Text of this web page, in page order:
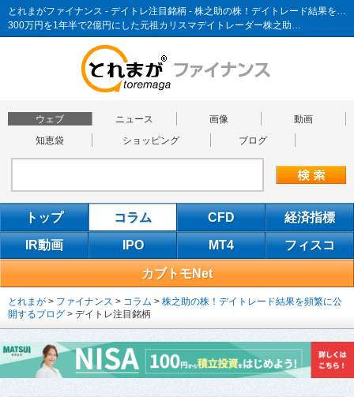
とれまがファイナンス - デイトレ注目銘柄 - 株之助の株！デイトレード結果を頻繁に公開するブログ
300万円を1年半で2億円にした元祖カリスマデイトレーダー株之助…
ウェブ ニュース 画像
動画
知恵袋
ショッピング ブログ
トップ コラム CFD 経済指標
IR動画 IPO MT4 フィスコ
カブトモNet
とれまが > ファイナンス > コラム > 株之助の株！デイトレード結果を頻繁に公
開するブログ > デイトレ注目銘柄